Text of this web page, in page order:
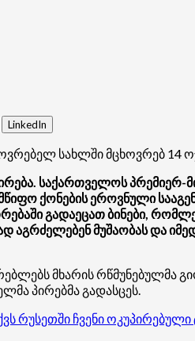
LinkedIn
სახლში მცხოვრებ 14
საქართველოს
ქონების ეროვნული
გადაეცათ ბინები,
აგრძელებენ მუშაობას და
მხარის
პირებმა გადასცეს.
რუსეთში ჩვენი